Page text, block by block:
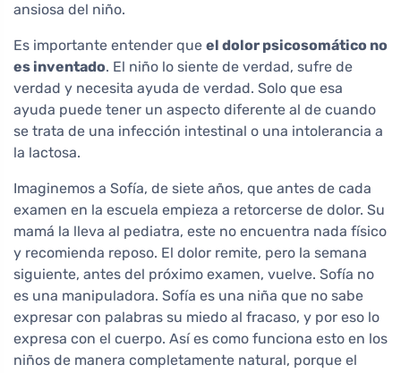
ansiosa del niño.
Es importante entender que el dolor psicosomático no
es inventado. El niño lo siente de verdad, sufre de
verdad y necesita ayuda de verdad. Solo que esa
ayuda puede tener un aspecto diferente al de cuando
se trata de una infección intestinal o una intolerancia a
la lactosa.
Imaginemos a Sofía, de siete años, que antes de cada
examen en la escuela empieza a retorcerse de dolor. Su
mamá la lleva al pediatra, este no encuentra nada físico
y recomienda reposo. El dolor remite, pero la semana
siguiente, antes del próximo examen, vuelve. Sofía no
es una manipuladora. Sofía es una niña que no sabe
expresar con palabras su miedo al fracaso, y por eso lo
expresa con el cuerpo. Así es como funciona esto en los
niños de manera completamente natural, porque el